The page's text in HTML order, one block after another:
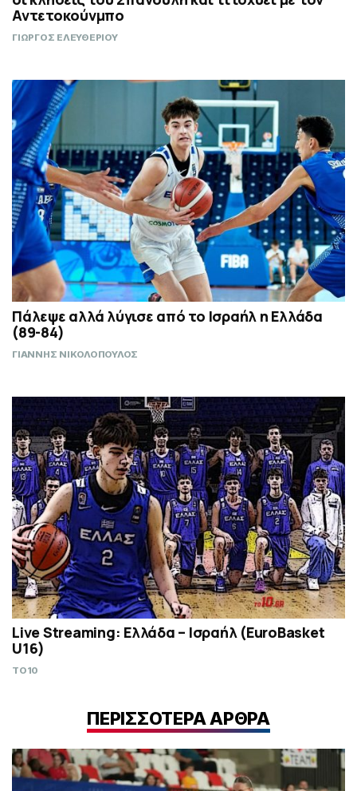
Αντετοκούνμπο
ΓΙΩΡΓΟΣ ΕΛΕΥΘΕΡΙΟΥ
Πάλεψε αλλά λύγισε από το Ισραήλ η Ελλάδα
(89-84)
ΓΙΑΝΝΗΣ ΝΙΚΟΛΟΠΟΥΛΟΣ
Live Streaming: Ελλάδα – Ισραήλ (ΕuroBasket
U16)
TO10
ΠΕΡΙΣΣΟΤΕΡΑ ΑΡΘΡΑ